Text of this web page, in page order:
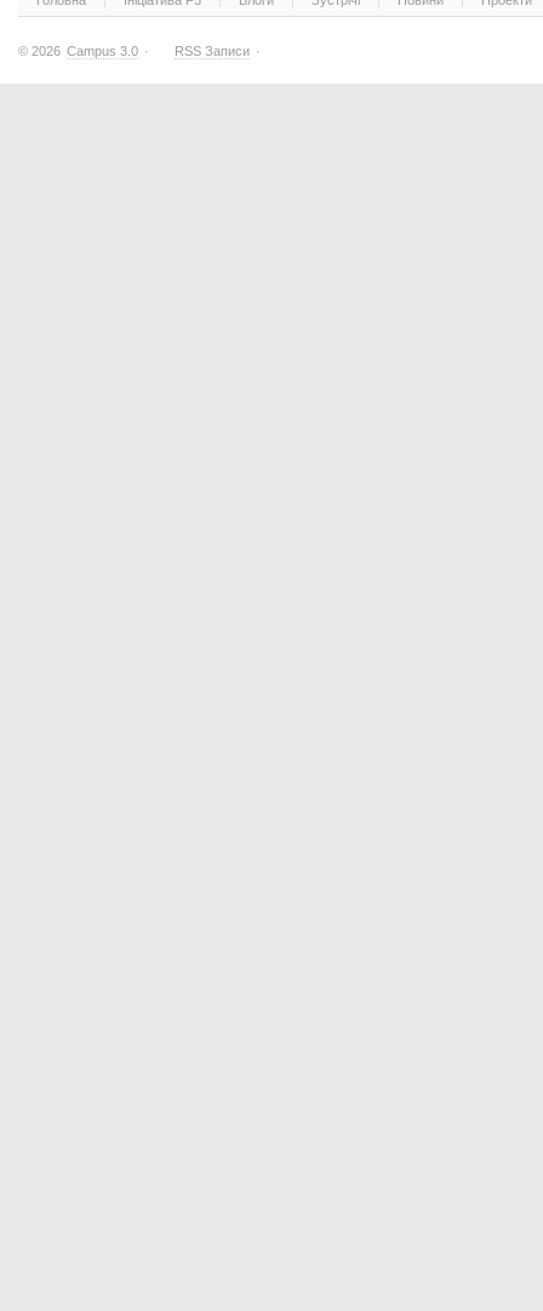
© 2026 Campus 3.0 · RSS Записи ·